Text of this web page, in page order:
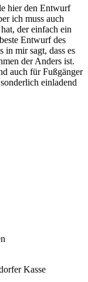
hier den Entwurf
ich muss auch
der einfach ein
Entwurf des
in mir sagt, dass es
der Anders ist.
auch für Fußgänger
einladend
Kasse